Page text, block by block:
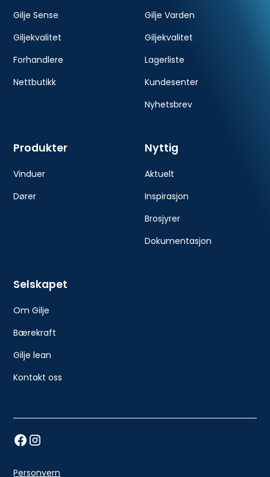
Gilje Sense
Giljekvalitet
Forhandlere
Nettbutikk
Gilje Varden
Giljekvalitet
Lagerliste
Kundesenter
Nyhetsbrev
Produkter
Vinduer
Dører
Nyttig
Aktuelt
Inspirasjon
Brosjyrer
Dokumentasjon
Selskapet
Om Gilje
Bærekraft
Gilje lean
Kontakt oss
Personvern